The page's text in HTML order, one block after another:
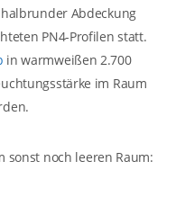
Abdeckung
PN4-Profilen statt.
in warmweißen 2.700
im Raum
noch leeren Raum: